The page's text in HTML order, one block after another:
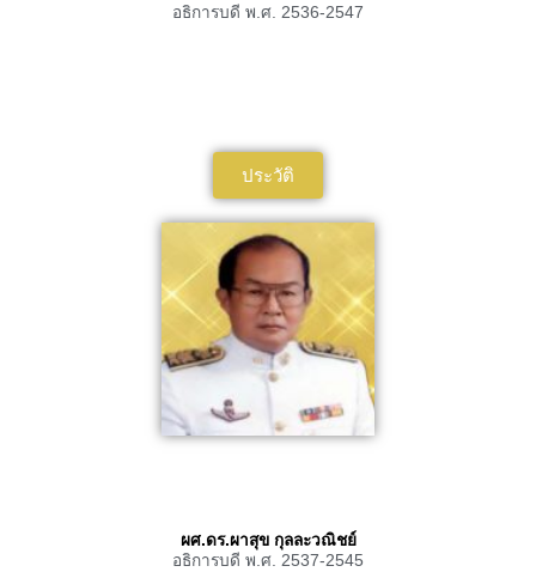
อธิการบดี พ.ศ. 2536-2547
ประวัติ
ผศ.ดร.ผาสุข กุลละวณิชย์
อธิการบดี พ.ศ. 2537-2545